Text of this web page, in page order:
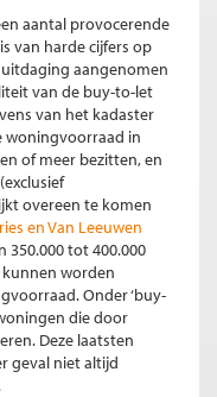
aantal provocerende
van harde cijfers op
aangenomen
van de buy-to-let
van het kadaster
woningvoorraad in
of meer bezitten, en
overeen te komen
en Van Leeuwen
350.000 tot 400.000
kunnen worden
Onder ‘buy-
die door
Deze laatsten
geval niet altijd